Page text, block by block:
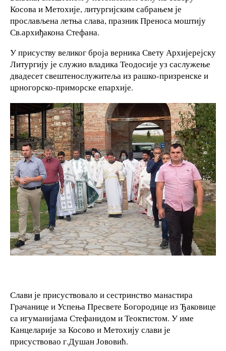
Косова и Метохије, литургијским сабрањем је
прослављена летња слава, празник Преноса моштију
Св.архиђакона Стефана.
У присуству великог броја верника Свету Архијерејску
Литургију је служио владика Теодосије уз саслужење
двадесет свештенослужитеља из рашко-призренске и
црногорско-приморске епархије.
Слави је присуствовало и сестринство манастира
Грачанице и Успења Пресвете Богородице из Ђаковице
са игуманијама Стефанидом и Теоктистом. У име
Канцеларије за Косово и Метохију слави је
присуствовао г.Душан Јововић.